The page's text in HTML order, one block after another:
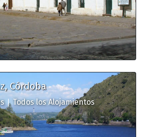
Córdoba
| Todos los Alojamientos